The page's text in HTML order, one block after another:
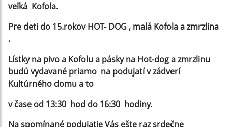
veľká Kofola.
Pre deti do 15.rokov HOT- DOG , malá Kofola a zmrzlina
.
Lístky na pivo a Kofolu a pásky na Hot-dog a zmrzlinu
budú vydavané priamo na podujatí v zádverí
Kultúrného domu a to
v čase od 13:30 hod do 16:30 hodiny.
Na spomínané podujatie Vás ešte raz srdečne